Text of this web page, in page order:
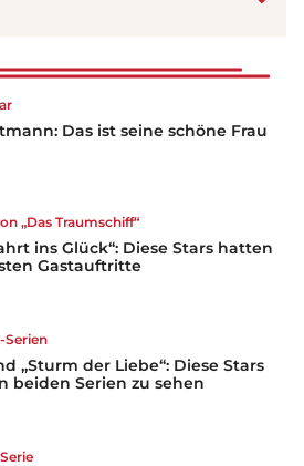
Das ist seine schöne Frau
„Das Traumschiff“
ins Glück“: Diese Stars hatten
Gastauftritte
Serien
„Sturm der Liebe“: Diese Stars
beiden Serien zu sehen